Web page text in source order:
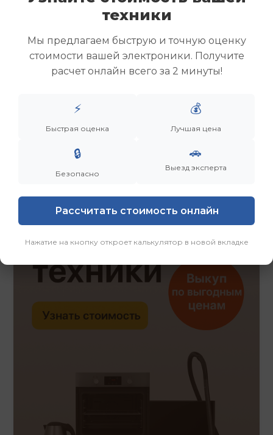
Скупка ноутбуков
Скупка ультрабуков
Скупка игровых ноутбуков
Скупка рабочих ноутбуков
Скупка старых ноутбуков (б/у)
Заказать Смотреть еще
техники
Мы предлагаем быструю и точную оценку
стоимости вашей электроники. Получите
расчет онлайн всего за 2 минуты!
⚡
Быстрая оценка
💰
Лучшая цена
🔒
Безопасно
🚗
Выезд эксперта
Рассчитать стоимость онлайн
Нажатие на кнопку откроет калькулятор в новой вкладке